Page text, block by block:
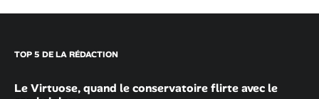
TOP 5 DE LA RÉDACTION
Le Virtuose, quand le conservatoire flirte avec le